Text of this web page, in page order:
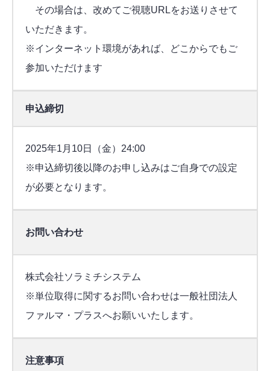
その場合は、改めてご視聴URLをお送りさせて
いただきます。
※インターネット環境があれば、どこからでもご
参加いただけます
申込締切
2025年1月10日（金）24:00
※申込締切後以降のお申し込みはご自身での設定
が必要となります。
お問い合わせ
株式会社ソラミチシステム
※単位取得に関するお問い合わせは一般社団法人
ファルマ・プラスへお願いいたします。
注意事項